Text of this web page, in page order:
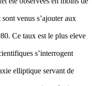
venus s’ajouter aux
Ce taux est le plus eleve
s’interrogent
elliptique servant de